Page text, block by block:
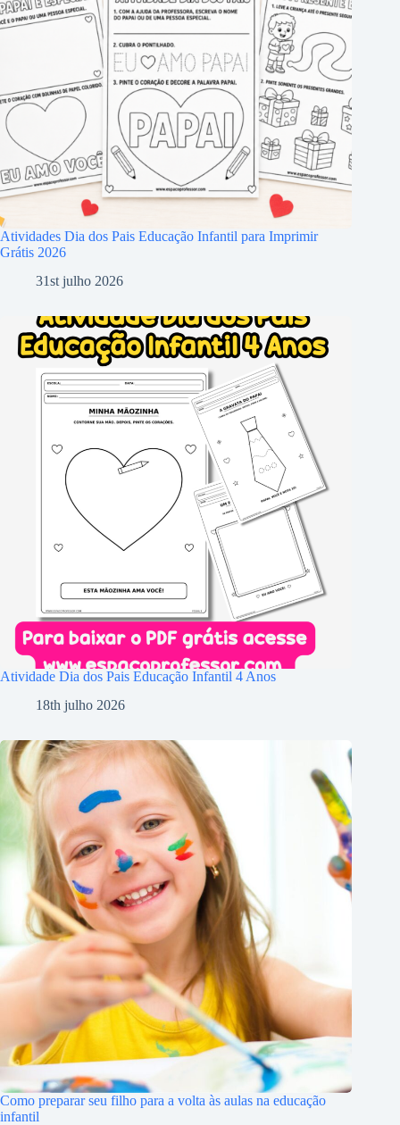
Atividades Dia dos Pais Educação Infantil para Imprimir
Grátis 2026
31st julho 2026
Atividade Dia dos Pais Educação Infantil 4 Anos
18th julho 2026
Como preparar seu filho para a volta às aulas na educação
infantil